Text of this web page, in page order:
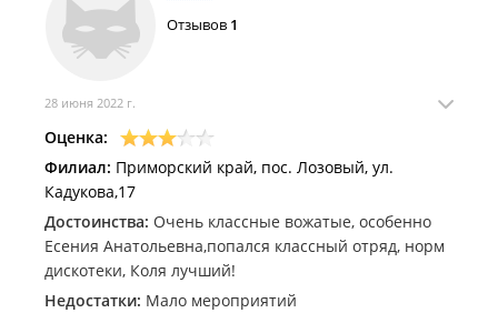
Отзывов 1
28 июня 2022 г.
Оценка:
Филиал: Приморский край, пос. Лозовый, ул.
Кадукова,17
Достоинства: Очень классные вожатые, особенно
Есения Анатольевна,попался классный отряд, норм
дискотеки, Коля лучший!
Недостатки: Мало мероприятий